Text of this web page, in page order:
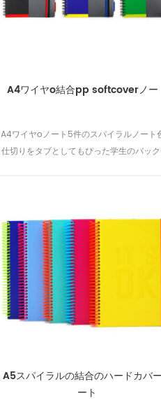
A4ワイヤo結合pp softcoverノー
A4ワイヤoノート5件のスパイラルノート
仕切りをタブとしてもぴった学生のバッ
A5スパイラルの結合のハードカバ
ート